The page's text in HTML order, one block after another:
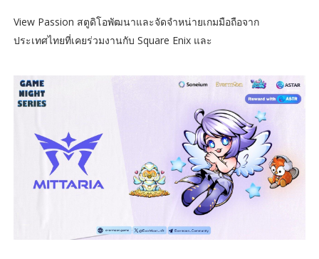
View Passion สตูดิโอพัฒนาและจัดจำหน่ายเกมมือถือจาก
ประเทศไทยที่เคยร่วมงานกับ Square Enix และ